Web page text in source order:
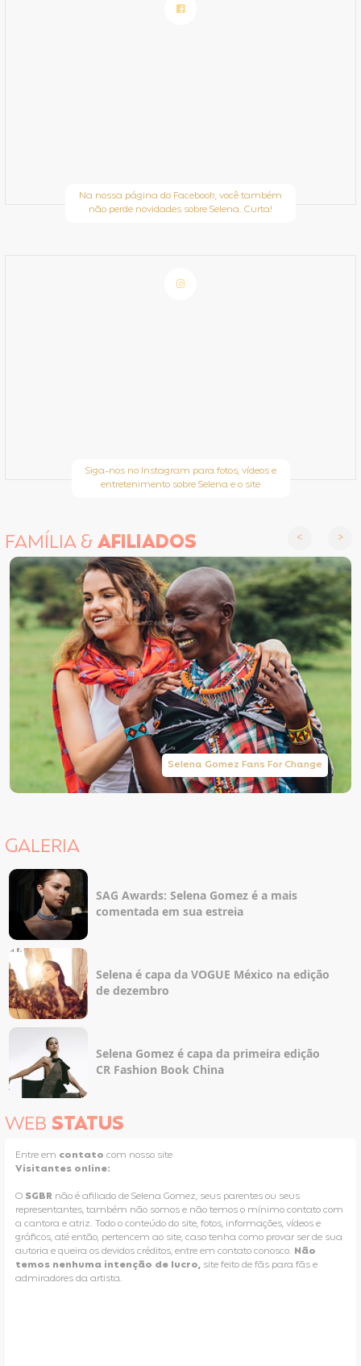
Na nossa página do Facebook, você também
não perde novidades sobre Selena. Curta!
Siga-nos no Instagram para fotos, vídeos e
entretenimento sobre Selena e o site
FAMÍLIA &AFILIADOS
Selena Gomez Fans For Change
GALERIA
SAG Awards: Selena Gomez é a mais
comentada em sua estreia
Selena é capa da VOGUE México na edição
de dezembro
Selena Gomez é capa da primeira edição
CR Fashion Book China
WEB STATUS
Entre em contato com nosso site
Visitantes online:
O SGBR não é afiliado de Selena Gomez, seus parentes ou seus
representantes, também não somos e não temos o mínimo contato com
a cantora e atriz. Todo o conteúdo do site, fotos, informações, vídeos e
gráficos, até então, pertencem ao site, caso tenha como provar ser de sua
autoria e queira os devidos créditos, entre em contato conosco. Não
temos nenhuma intenção de lucro, site feito de fãs para fãs e
admiradores da artista.